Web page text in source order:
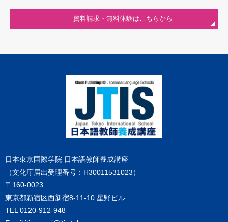
資料請求・無料体験はこちらから
日本東京国際学院 日本語教師養成講座
（文化庁届出受理番号：H30011531023）
〒160-0023
東京都新宿区西新宿8-11-10 星野ビル
TEL 0120-912-948